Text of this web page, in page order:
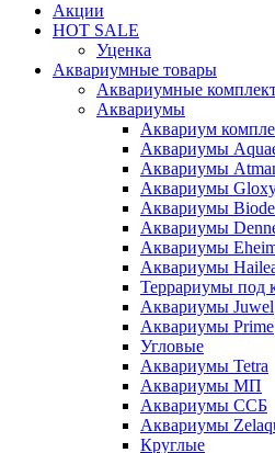
Акции
HOT SALE
Уценка
Аквариумные товары
Аквариумные
Аквариумы
Аквариум
Аквариумы
Аквариумы
Аквариумы
Аквариумы
Аквариумы
Аквариумы
Аквариумы
Террариумы под
Аквариумы Juwel
Аквариумы Prime
Угловые
Аквариумы Tetra
Аквариумы МП
Аквариумы ССБ
Аквариумы
Круглые